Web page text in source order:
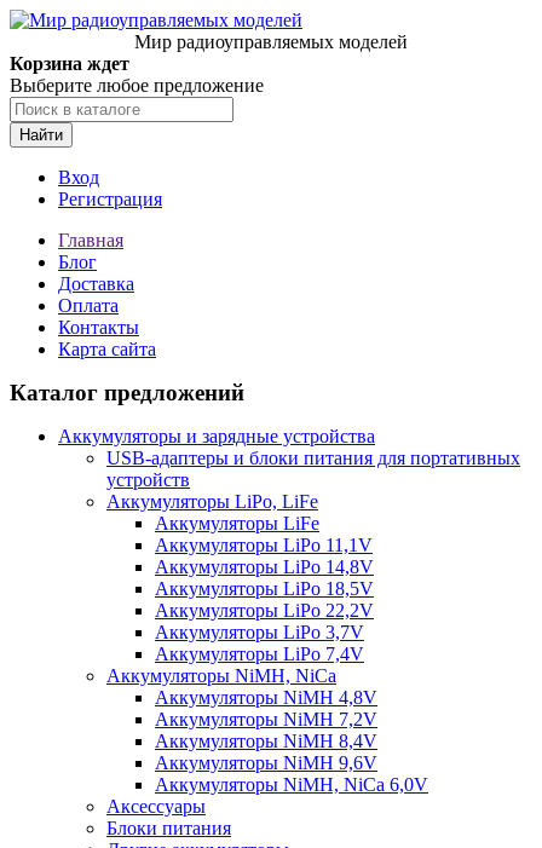
Мир радиоуправляемых моделей
Корзина ждет
Выберите любое предложение
Найти
Вход
Регистрация
Главная
Блог
Доставка
Оплата
Контакты
Карта сайта
Каталог предложений
Аккумуляторы и зарядные устройства
USB-адаптеры и блоки питания для портативных
устройств
Аккумуляторы LiPo, LiFe
Аккумуляторы LiFe
Аккумуляторы LiPo 11,1V
Аккумуляторы LiPo 14,8V
Аккумуляторы LiPo 18,5V
Аккумуляторы LiPo 22,2V
Аккумуляторы LiPo 3,7V
Аккумуляторы LiPo 7,4V
Аккумуляторы NiMH, NiCa
Аккумуляторы NiMH 4,8V
Аккумуляторы NiMH 7,2V
Аккумуляторы NiMH 8,4V
Аккумуляторы NiMH 9,6V
Аккумуляторы NiMH, NiCa 6,0V
Аксессуары
Блоки питания